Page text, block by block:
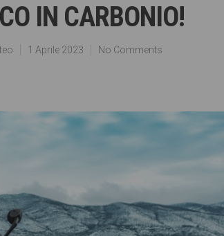
IN CARBONIO!
1 Aprile 2023 No Comments